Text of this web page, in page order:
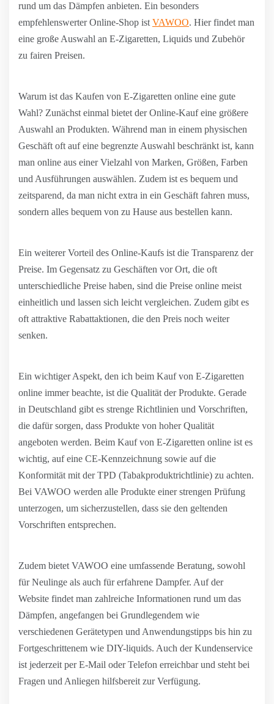
rund um das Dämpfen anbieten. Ein besonders
empfehlenswerter Online-Shop ist VAWOO. Hier findet man
eine große Auswahl an E-Zigaretten, Liquids und Zubehör
zu fairen Preisen.
Warum ist das Kaufen von E-Zigaretten online eine gute
Wahl? Zunächst einmal bietet der Online-Kauf eine größere
Auswahl an Produkten. Während man in einem physischen
Geschäft oft auf eine begrenzte Auswahl beschränkt ist, kann
man online aus einer Vielzahl von Marken, Größen, Farben
und Ausführungen auswählen. Zudem ist es bequem und
zeitsparend, da man nicht extra in ein Geschäft fahren muss,
sondern alles bequem von zu Hause aus bestellen kann.
Ein weiterer Vorteil des Online-Kaufs ist die Transparenz der
Preise. Im Gegensatz zu Geschäften vor Ort, die oft
unterschiedliche Preise haben, sind die Preise online meist
einheitlich und lassen sich leicht vergleichen. Zudem gibt es
oft attraktive Rabattaktionen, die den Preis noch weiter
senken.
Ein wichtiger Aspekt, den ich beim Kauf von E-Zigaretten
online immer beachte, ist die Qualität der Produkte. Gerade
in Deutschland gibt es strenge Richtlinien und Vorschriften,
die dafür sorgen, dass Produkte von hoher Qualität
angeboten werden. Beim Kauf von E-Zigaretten online ist es
wichtig, auf eine CE-Kennzeichnung sowie auf die
Konformität mit der TPD (Tabakproduktrichtlinie) zu achten.
Bei VAWOO werden alle Produkte einer strengen Prüfung
unterzogen, um sicherzustellen, dass sie den geltenden
Vorschriften entsprechen.
Zudem bietet VAWOO eine umfassende Beratung, sowohl
für Neulinge als auch für erfahrene Dampfer. Auf der
Website findet man zahlreiche Informationen rund um das
Dämpfen, angefangen bei Grundlegendem wie
verschiedenen Gerätetypen und Anwendungstipps bis hin zu
Fortgeschrittenem wie DIY-liquids. Auch der Kundenservice
ist jederzeit per E-Mail oder Telefon erreichbar und steht bei
Fragen und Anliegen hilfsbereit zur Verfügung.